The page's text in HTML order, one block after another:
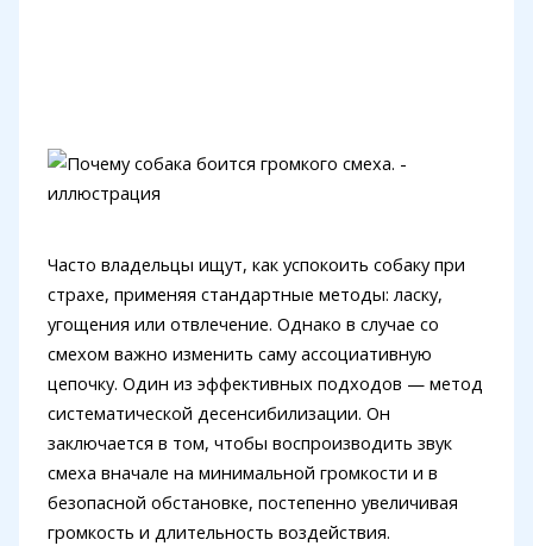
Часто владельцы ищут, как успокоить собаку при
страхе, применяя стандартные методы: ласку,
угощения или отвлечение. Однако в случае со
смехом важно изменить саму ассоциативную
цепочку. Один из эффективных подходов — метод
систематической десенсибилизации. Он
заключается в том, чтобы воспроизводить звук
смеха вначале на минимальной громкости и в
безопасной обстановке, постепенно увеличивая
громкость и длительность воздействия.